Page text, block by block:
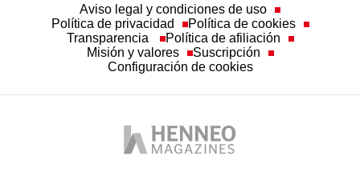
Política de privacidad
Política de cookies
Transparencia
Política de afiliación
Misión y valores
Suscripción
Configuración de cookies